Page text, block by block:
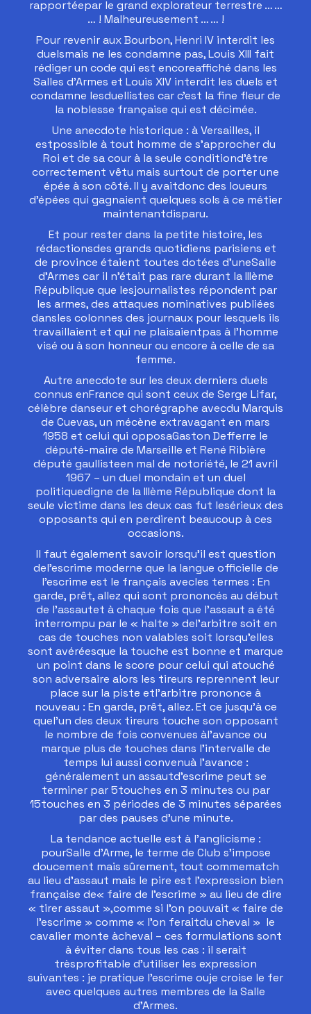
rapportéepar le grand explorateur terrestre … …
… ! Malheureusement … … !
Pour revenir aux Bourbon, Henri IV interdit les
duelsmais ne les condamne pas, Louis XIII fait
rédiger un code qui est encoreaffiché dans les
Salles d’Armes et Louis XIV interdit les duels et
condamne lesduellistes car c’est la fine fleur de
la noblesse française qui est décimée.
Une anecdote historique : à Versailles, il
estpossible à tout homme de s’approcher du
Roi et de sa cour à la seule conditiond’être
correctement vêtu mais surtout de porter une
épée à son côté. Il y avaitdonc des loueurs
d’épées qui gagnaient quelques sols à ce métier
maintenantdisparu.
Et pour rester dans la petite histoire, les
rédactionsdes grands quotidiens parisiens et
de province étaient toutes dotées d’uneSalle
d’Armes car il n’était pas rare durant la IIIème
République que lesjournalistes répondent par
les armes, des attaques nominatives publiées
dansles colonnes des journaux pour lesquels ils
travaillaient et qui ne plaisaientpas à l’homme
visé ou à son honneur ou encore à celle de sa
femme.
Autre anecdote sur les deux derniers duels
connus enFrance qui sont ceux de Serge Lifar,
célèbre danseur et chorégraphe avecdu Marquis
de Cuevas, un mécène extravagant en mars
1958 et celui qui opposaGaston Defferre le
député-maire de Marseille et René Ribière
député gaullisteen mal de notoriété, le 21 avril
1967 – un duel mondain et un duel
politiquedigne de la IIIème République dont la
seule victime dans les deux cas fut lesérieux des
opposants qui en perdirent beaucoup à ces
occasions.
Il faut également savoir lorsqu’il est question
del’escrime moderne que la langue officielle de
l’escrime est le français avecles termes : En
garde, prêt, allez qui sont prononcés au début
de l’assautet à chaque fois que l’assaut a été
interrompu par le « halte » del’arbitre soit en
cas de touches non valables soit lorsqu’elles
sont avéréesque la touche est bonne et marque
un point dans le score pour celui qui atouché
son adversaire alors les tireurs reprennent leur
place sur la piste etl’arbitre prononce à
nouveau : En garde, prêt, allez. Et ce jusqu’à ce
quel’un des deux tireurs touche son opposant
le nombre de fois convenues àl’avance ou
marque plus de touches dans l’intervalle de
temps lui aussi convenuà l’avance :
généralement un assautd'escrime peut se
terminer par 5touches en 3 minutes ou par
15touches en 3 périodes de 3 minutes séparées
par des pauses d'une minute.
La tendance actuelle est à l’anglicisme :
pourSalle d’Arme, le terme de Club s’impose
doucement mais sûrement, tout commematch
au lieu d’assaut mais le pire est l’expression bien
française de« faire de l’escrime » au lieu de dire
« tirer assaut »,comme si l’on pouvait « faire de
l’escrime » comme « l’on feraitdu cheval » le
cavalier monte àcheval – ces formulations sont
à éviter dans tous les cas : il serait
trèsprofitable d’utiliser les expression
suivantes : je pratique l’escrime ouje croise le fer
avec quelques autres membres de la Salle
d’Armes.